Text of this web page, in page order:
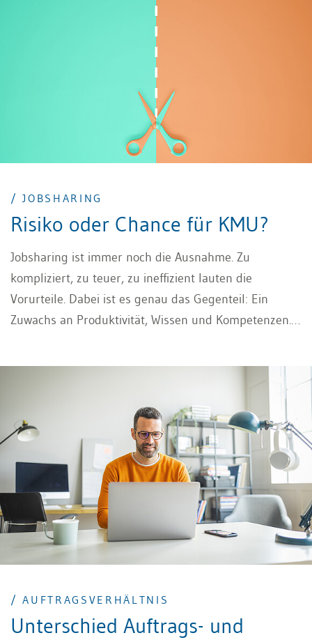
/ JOBSHARING
Risiko oder Chance für KMU?
Jobsharing ist immer noch die Ausnahme. Zu
kompliziert, zu teuer, zu ineffizient lauten die
Vorurteile. Dabei ist es genau das Gegenteil: Ein
Zuwachs an Produktivität, Wissen und Kompetenzen.
/ AUFTRAGSVERHÄLTNIS
Unterschied Auftrags- und